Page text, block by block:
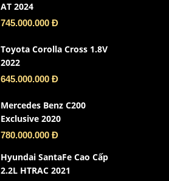
AT 2024
745.000.000 Đ
Toyota Corolla Cross 1.8V
2022
645.000.000 Đ
Mercedes Benz C200
Exclusive 2020
780.000.000 Đ
Hyundai SantaFe Cao Cấp
2.2L HTRAC 2021